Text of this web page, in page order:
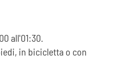
all'01:30.
in bicicletta o con